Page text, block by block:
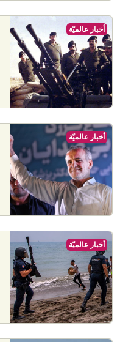
أخبار عالميّة
أخبار عالميّة
أخبار عالميّة